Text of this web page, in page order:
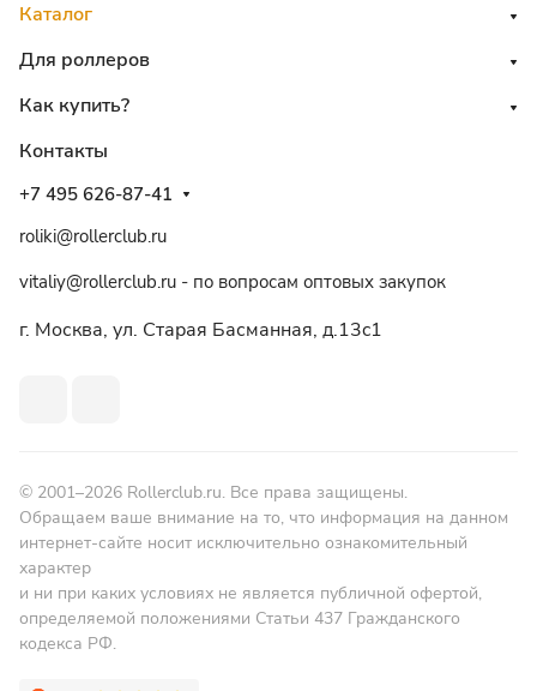
Каталог
Для роллеров
Как купить?
Контакты
+7 495 626-87-41
roliki@rollerclub.ru
vitaliy@rollerclub.ru - по вопросам оптовых закупок
г. Москва, ул. Старая Басманная, д.13c1
© 2001–2026 Rollerclub.ru. Все права защищены.
Обращаем ваше внимание на то, что информация на данном
интернет-сайте носит исключительно ознакомительный
характер
и ни при каких условиях не является публичной офертой,
определяемой положениями Статьи 437 Гражданского
кодекса РФ.